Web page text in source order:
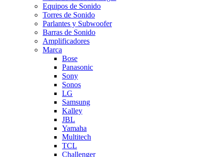
Equipos de Sonido
Torres de Sonido
Parlantes y Subwoofer
Barras de Sonido
Amplificadores
Marca
Bose
Panasonic
Sony
Sonos
LG
Samsung
Kalley
JBL
Yamaha
Multitech
TCL
Challenger